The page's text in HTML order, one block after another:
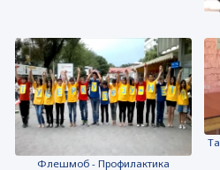
Флешмоб - Профилактика